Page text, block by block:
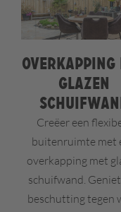
Overkapping
glazen
Creëer een
buitenruimte met
overkapping met
schuifwand.
beschutting tegen